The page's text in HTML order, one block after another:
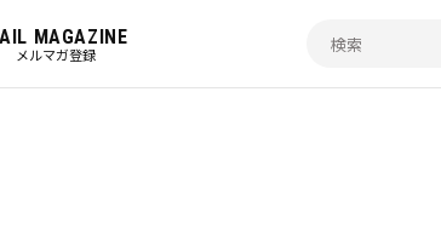
MAGAZINE
メルマガ登録